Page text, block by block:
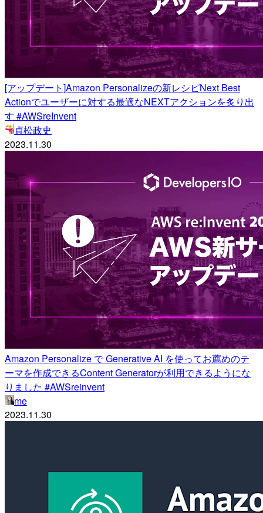
[アップデート]Amazon Personalizeの新レシピNext Best
Actionでユーザーに対する最適なNEXTアクションを炙り出
す #AWSreInvent
貞松政史
2023.11.30
Amazon Personalize で Generative AI を使ってお薦めのテ
ーマを作成できるContent Generatorが利用できるようにな
りました #AWSreinvent
me
2023.11.30